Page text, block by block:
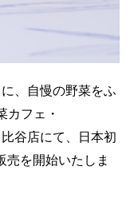
、自慢の野菜をふ
カフェ・
谷店にて、日本初
売を開始いたしま